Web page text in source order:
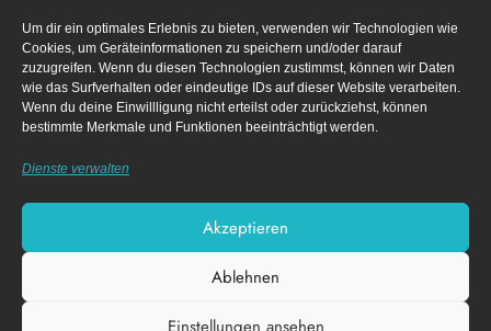
Um dir ein optimales Erlebnis zu bieten, verwenden wir Technologien wie
Cookies, um Geräteinformationen zu speichern und/oder darauf
zuzugreifen. Wenn du diesen Technologien zustimmst, können wir Daten
wie das Surfverhalten oder eindeutige IDs auf dieser Website verarbeiten.
Wenn du deine Einwillligung nicht erteilst oder zurückziehst, können
bestimmte Merkmale und Funktionen beeinträchtigt werden.
Dienste verwalten
Akzeptieren
Ablehnen
Einstellungen ansehen
Neueste Kommentare
Archiv
Impressum